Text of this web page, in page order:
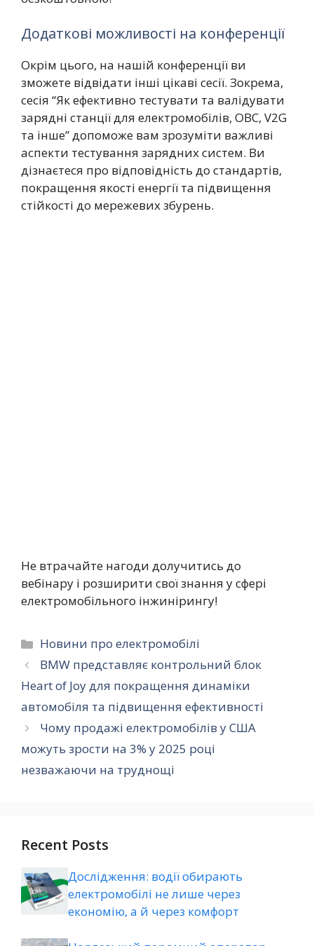
Додаткові можливості на конференції
Окрім цього, на нашій конференції ви
зможете відвідати інші цікаві сесії. Зокрема,
сесія “Як ефективно тестувати та валідувати
зарядні станції для електромобілів, OBC, V2G
та інше” допоможе вам зрозуміти важливі
аспекти тестування зарядних систем. Ви
дізнаєтеся про відповідність до стандартів,
покращення якості енергії та підвищення
стійкості до мережевих збурень.
Не втрачайте нагоди долучитись до
вебінару і розширити свої знання у сфері
електромобільного інжинірингу!
Категорії
Новини про електромобілі
BMW представляє контрольний блок
Heart of Joy для покращення динаміки
автомобіля та підвищення ефективності
Чому продажі електромобілів у США
можуть зрости на 3% у 2025 році
незважаючи на труднощі
Recent Posts
Дослідження: водії обирають
електромобілі не лише через
економію, а й через комфорт